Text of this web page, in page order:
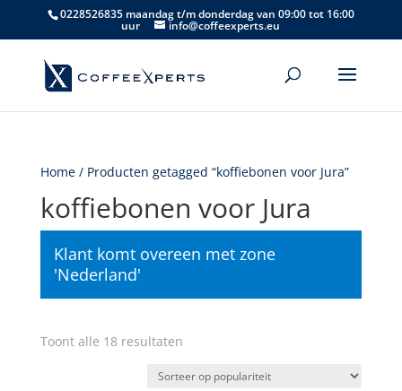
0228526835 maandag t/m donderdag van 09:00 tot 16:00
uur info@coffeexperts.eu
Home/ Producten getagged “koffiebonen voor Jura”
koffiebonen voor Jura
Klant komt overeen met zone
'Nederland'
Toont alle 18 resultatenGesorteerd
populariteit